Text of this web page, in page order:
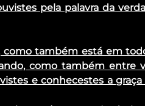
pela palavra da
como também está em
como também entre
e conhecestes a graça